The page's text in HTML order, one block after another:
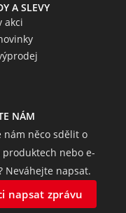
A SLEVY
akci
NÁM
nám něco sdělit o
produktech nebo e-
Neváhejte napsat.
napsat zprávu